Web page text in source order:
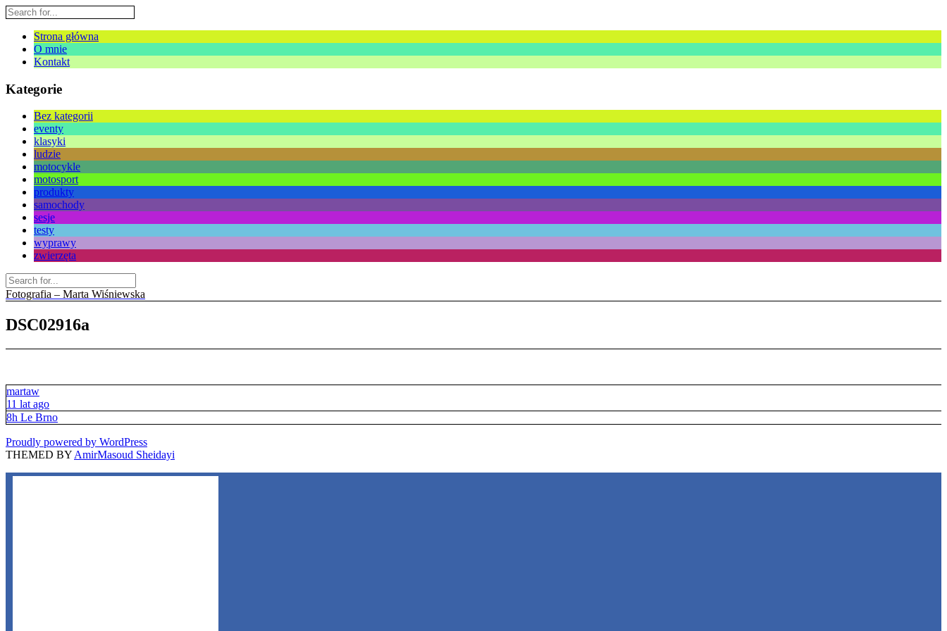
Strona główna
O mnie
Kontakt
Kategorie
Bez kategorii
eventy
klasyki
ludzie
motocykle
motosport
produkty
samochody
sesje
testy
wyprawy
zwierzęta
Fotografia – Marta Wiśniewska
DSC02916a
martaw
11 lat ago
8h Le Brno
Proudly powered by WordPress
THEMED BY AmirMasoud Sheidayi